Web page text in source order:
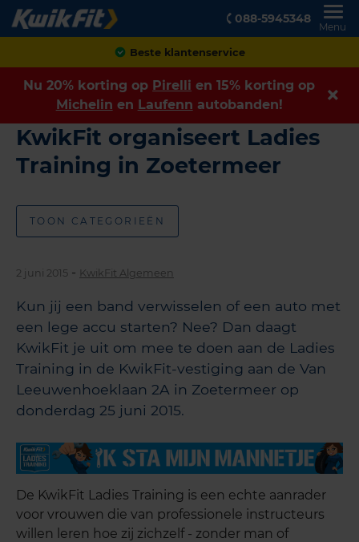
088-5945348
Menu
Beste klantenservice
Nu 20% korting op Pirelli en 15% korting op
Michelin en Laufenn autobanden!
KwikFit organiseert Ladies
Training in Zoetermeer
TOON CATEGORIEËN
2 juni 2015 - KwikFit Algemeen
Kun jij een band verwisselen of een auto met
een lege accu starten? Nee? Dan daagt
KwikFit je uit om mee te doen aan de Ladies
Training in de KwikFit-vestiging aan de Van
Leeuwenhoeklaan 2A in Zoetermeer op
donderdag 25 juni 2015.
De KwikFit Ladies Training is een echte aanrader
voor vrouwen die van professionele instructeurs
willen leren hoe zij zichzelf - zonder man of